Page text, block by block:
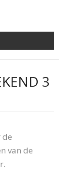
3
de
van de